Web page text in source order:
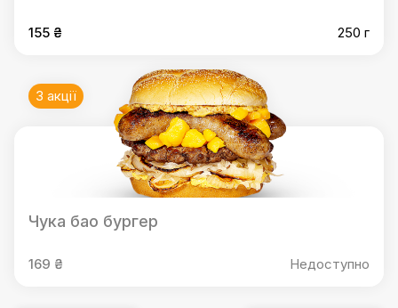
155 ₴ 250 г
3 акції
Чука бао бургер
169 ₴ Недоступно